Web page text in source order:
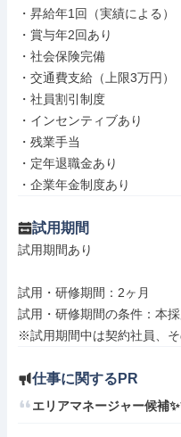
・昇給年1回（実績による）
・賞与年2回あり
・社会保険完備
・交通費支給（上限3万円）
・社員割引制度
・インセンティブあり
・残業手当
・定年退職金あり
・企業年金制度あり
試用期間
試用期間あり
試用・研修期間：2ヶ月
試用・研修期間の条件：本
仕事に関するPR
エリアマネージャー候補